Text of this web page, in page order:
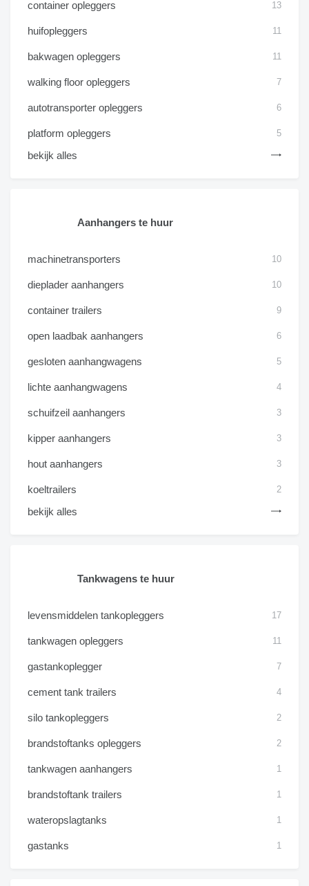
container opleggers 13
huifopleggers 11
bakwagen opleggers 11
walking floor opleggers 7
autotransporter opleggers 6
platform opleggers 5
bekijk alles
Aanhangers te huur
machinetransporters 10
dieplader aanhangers 10
container trailers 9
open laadbak aanhangers 6
gesloten aanhangwagens 5
lichte aanhangwagens 4
schuifzeil aanhangers 3
kipper aanhangers 3
hout aanhangers 3
koeltrailers 2
bekijk alles
Tankwagens te huur
levensmiddelen tankopleggers 17
tankwagen opleggers 11
gastankoplegger 7
cement tank trailers 4
silo tankopleggers 2
brandstoftanks opleggers 2
tankwagen aanhangers 1
brandstoftank trailers 1
wateropslagtanks 1
gastanks 1